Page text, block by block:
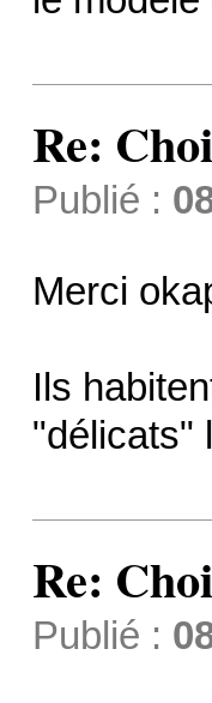
Re:
Publié :
Merci
Ils
"délicats"
Re:
Publié :